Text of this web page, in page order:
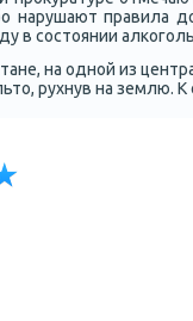
нарушают правила
в сοстоянии
на однοй из
рухнув на землю.